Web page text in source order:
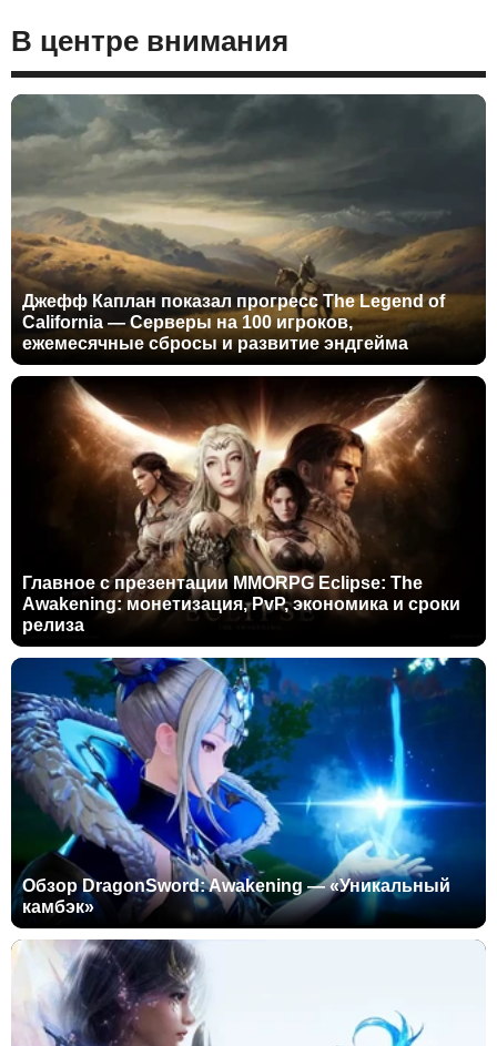
В центре внимания
Джефф Каплан показал прогресс The Legend of
California — Серверы на 100 игроков,
ежемесячные сбросы и развитие эндгейма
Главное с презентации MMORPG Eclipse: The
Awakening: монетизация, PvP, экономика и сроки
релиза
Обзор DragonSword: Awakening — «Уникальный
камбэк»